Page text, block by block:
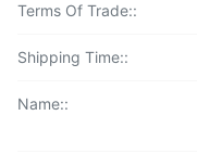
Terms Of Trade::
Shipping Time::
Name::